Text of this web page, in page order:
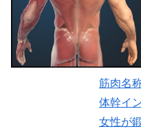
筋肉名
体幹イ
女性が